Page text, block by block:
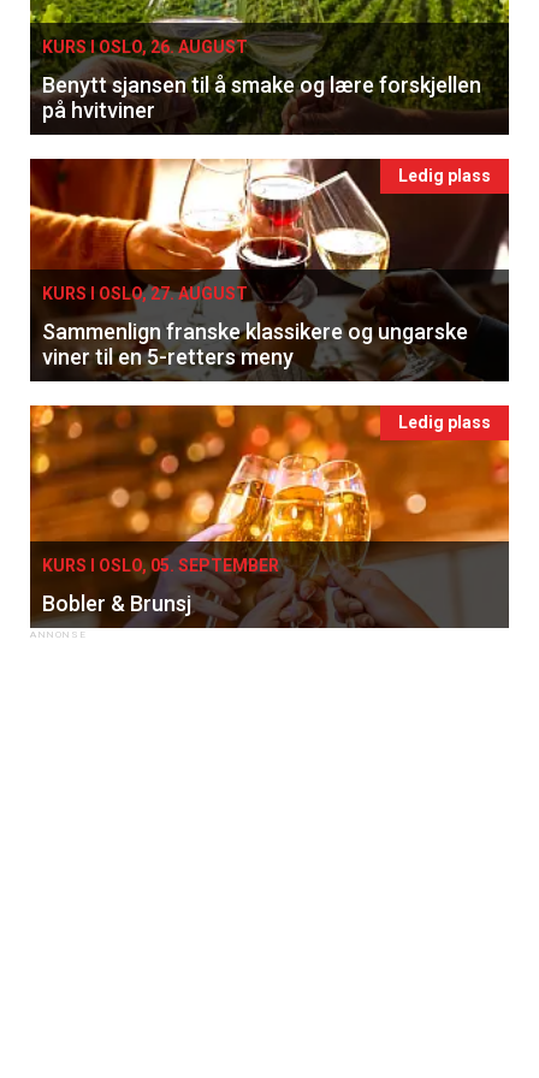
KURS I OSLO, 26. AUGUST
Benytt sjansen til å smake og lære forskjellen
på hvitviner
Ledig plass
KURS I OSLO, 27. AUGUST
Sammenlign franske klassikere og ungarske
viner til en 5-retters meny
Ledig plass
KURS I OSLO, 05. SEPTEMBER
Bobler & Brunsj